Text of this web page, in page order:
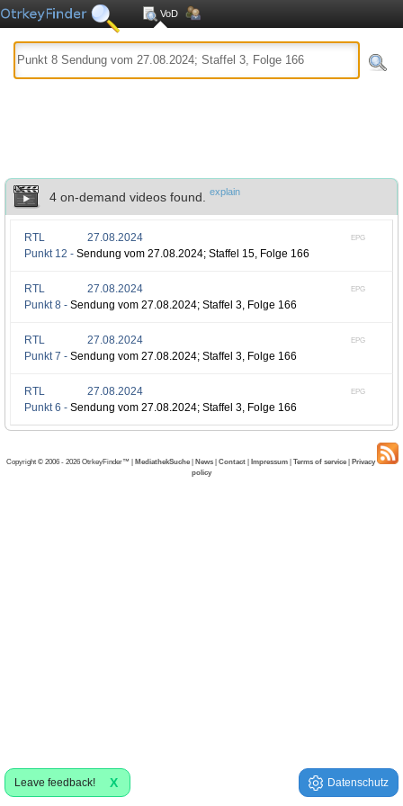
VoD
4 on-demand videos found. explain
EPG
RTL
27.08.2024
Punkt 12 - Sendung vom 27.08.2024; Staffel 15, Folge 166
EPG
RTL
27.08.2024
Punkt 8 - Sendung vom 27.08.2024; Staffel 3, Folge 166
EPG
RTL
27.08.2024
Punkt 7 - Sendung vom 27.08.2024; Staffel 3, Folge 166
EPG
RTL
27.08.2024
Punkt 6 - Sendung vom 27.08.2024; Staffel 3, Folge 166
Copyright © 2006 - 2026 OtrkeyFinder™ | MediathekSuche | News | Contact | Impressum | Terms of service | Privacy
policy
Leave feedback! X Datenschutz